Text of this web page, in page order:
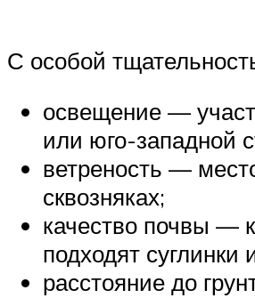
С особой
освещение —
или юго-западной
ветреность —
сквозняках;
качество почвы —
подходят
расстояние до